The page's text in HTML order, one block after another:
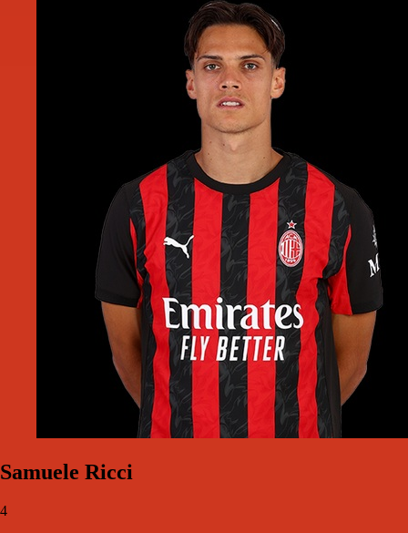
Samuele Ricci
4